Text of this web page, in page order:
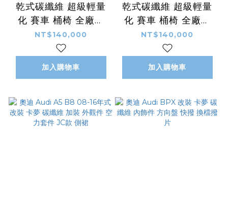
乾式碳纖維 超級輕量
化 賽車 桶椅 全廠牌
全車系 通用 客製化
LOGO 顏色
NT$140,000
加入購物車
乾式碳纖維 超級輕量
化 賽車 桶椅 全廠牌
全車系 通用 客製化
LOGO 顏色
NT$140,000
加入購物車